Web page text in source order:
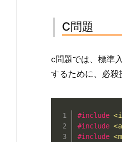
C問題
c問題では、標準
するために、必
#include
#include
#include